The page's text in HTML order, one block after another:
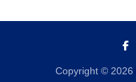
Copyright © 2026